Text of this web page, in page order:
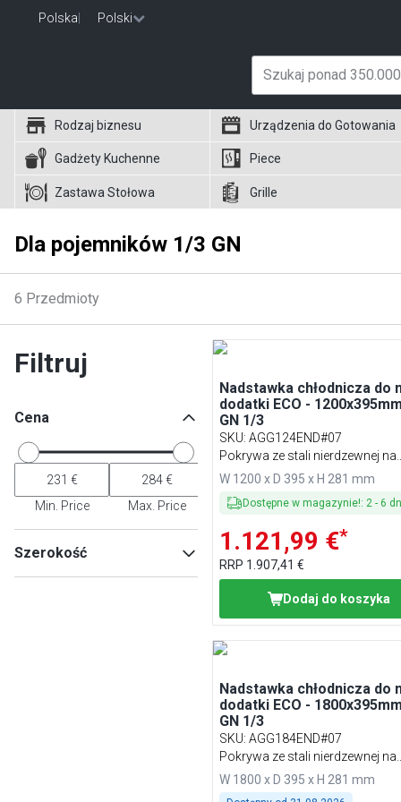
Polska Polski
Rodzaj biznesu Urządzenia do Gotowania
Gadżety Kuchenne Piece
Zastawa Stołowa Grille
Dla pojemników 1/3 GN
6 Przedmioty
Filtruj
Cena
Min. Price Max. Price
Szerokość
Nadstawka chłodnicza do
dodatki ECO -
GN 1/3
SKU: AGG124END#07
Pokrywa ze stali nierdzewnej na
zawiasach
W 1200 x D 395 x H 281 mm
Dostępne w magazynie!: 2- 6
1.121,99 €*
RRP 1.907,41 €
Dodaj do koszyka
Nadstawka chłodnicza do
dodatki ECO -
GN 1/3
SKU: AGG184END#07
Pokrywa ze stali nierdzewnej na
zawiasach
W 1800 x D 395 x H 281 mm